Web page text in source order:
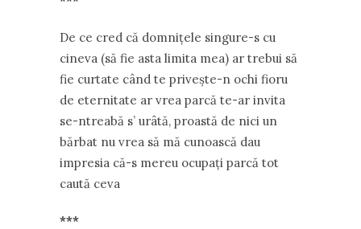
De ce cred că domnițele singure-s cu
cineva (să fie asta limita mea) ar trebui să
fie curtate când te privește-n ochi fioru
de eternitate ar vrea parcă te-ar invita
se-ntreabă s’ urâtă, proastă de nici un
bărbat nu vrea să mă cunoască dau
impresia că-s mereu ocupați parcă tot
caută ceva
***